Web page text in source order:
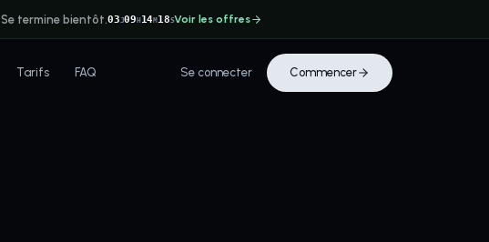
Se termine bientôt.03 J09H14M17SVoir les offres
Tarifs FAQ Se connecter Commencer